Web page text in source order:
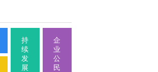
新华社北京3月22日电
冠肺炎患者救治攻...
持
续
发
展
企
业
公
民